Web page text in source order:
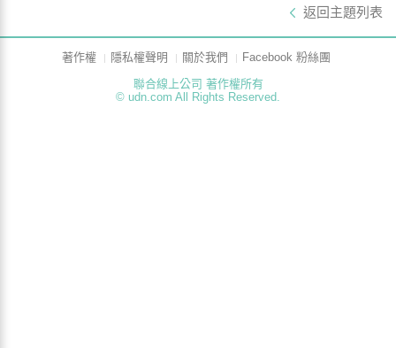
返回主題列表
著作權 隱私權聲明 關於我們
Facebook 粉絲團
聯合線上公司 著作權所有
© udn.com All Rights Reserved.